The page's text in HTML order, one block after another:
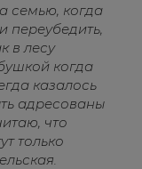
семью, когда
переубедить,
в лесу
когда
казалось
адресованы
что
только